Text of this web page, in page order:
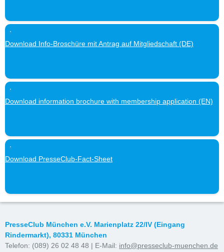
Download Info-Broschüre mit Antrag auf Mitgliedschaft (DE)
Download information brochure with membership application (EN)
Download PresseClub-Fact-Sheet
PresseClub München e.V. Marienplatz 22/IV (Eingang
Rindermarkt), 80331 München
Telefon: (089) 26 02 48 48 | E-Mail: info@presseclub-muenchen.de